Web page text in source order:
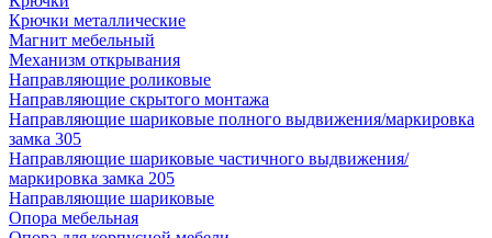
Крючки металлические
Магнит мебельный
Механизм открывания
Направляющие роликовые
Направляющие скрытого монтажа
Направляющие шариковые полного выдвижения/маркировка
замка 305
Направляющие шариковые частичного выдвижения/
маркировка замка 205
Направляющие шариковые
Опора мебельная